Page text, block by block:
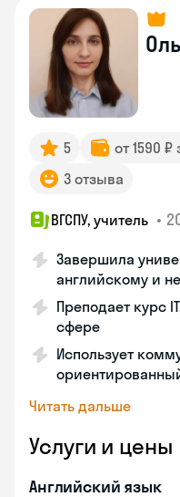
5 от 1590 ₽
3 отзыва
ВГСПУ, учитель •
Завершила
английскому и
Преподает курс
сфере
Использует
Читать дальше
Услуги и цены
Английский язык